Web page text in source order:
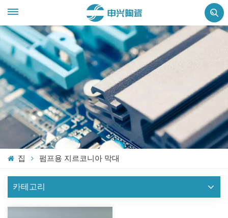
집 펌프용 지르코니아 막대
카테고리